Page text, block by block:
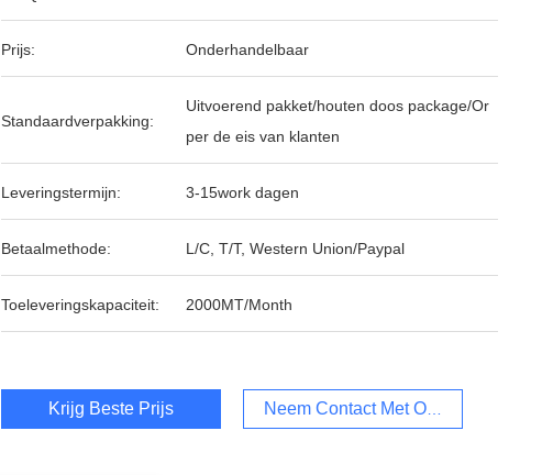
Prijs: Onderhandelbaar
Standaardverpakking:
Uitvoerend pakket/houten doos package/Or
per de eis van klanten
Leveringstermijn: 3-15work dagen
Betaalmethode: L/C, T/T, Western Union/Paypal
Toeleveringskapaciteit: 2000MT/Month
Krijg Beste Prijs Neem Contact Met Ons Op